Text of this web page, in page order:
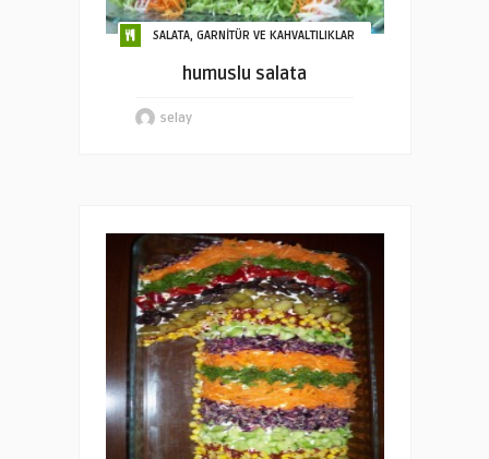
SALATA, GARNİTÜR VE KAHVALTILIKLAR
humuslu salata
selay